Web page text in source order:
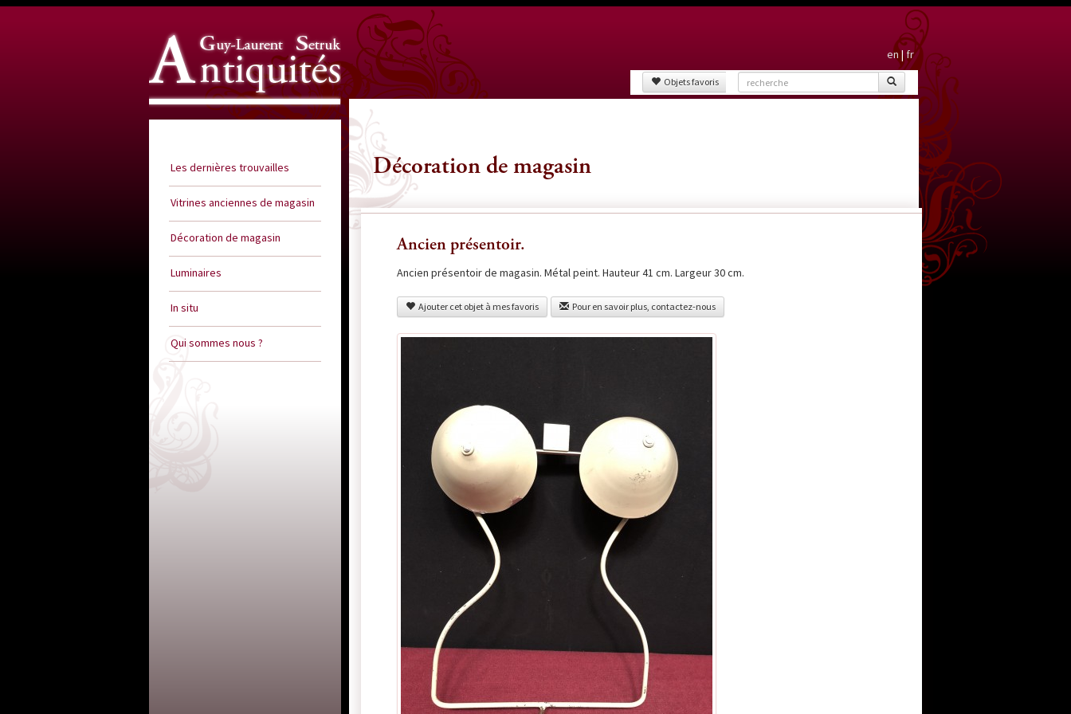
Les dernières trouvailles
Vitrines anciennes de magasin
Décoration de magasin
Luminaires
In situ
Qui sommes nous ?
en|fr
Objets favoris
Décoration de magasin
Ancien présentoir.
Ancien présentoir de magasin. Métal peint. Hauteur 41 cm. Largeur 30 cm.
Ajouter cet objet à mes favoris Pour en savoir plus, contactez-nous